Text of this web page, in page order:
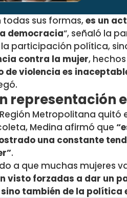
todas sus formas,es un
democracia“, señaló la
la participación política,
contra la mujer,
de violencia es
representación
Metropolitana
Medina afirmó que
una constante
.
a que muchas mujeres
visto forzadas a dar un
también de la política